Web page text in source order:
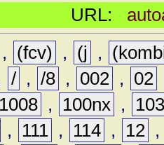
URL:
, (fcv) , (j ,
/ , /8 , 002 , 02
1008 , 100nx ,
, 111 , 114 , 12